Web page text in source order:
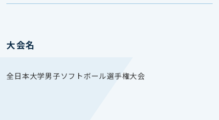
大会名
全日本大学男子ソフトボール選手権大会